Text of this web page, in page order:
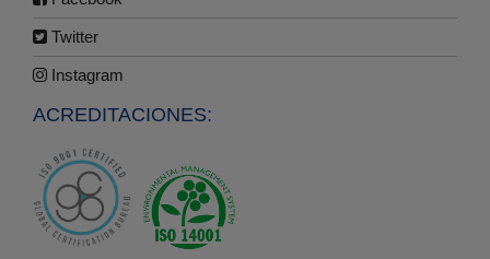
Twitter
Instagram
ACREDITACIONES: